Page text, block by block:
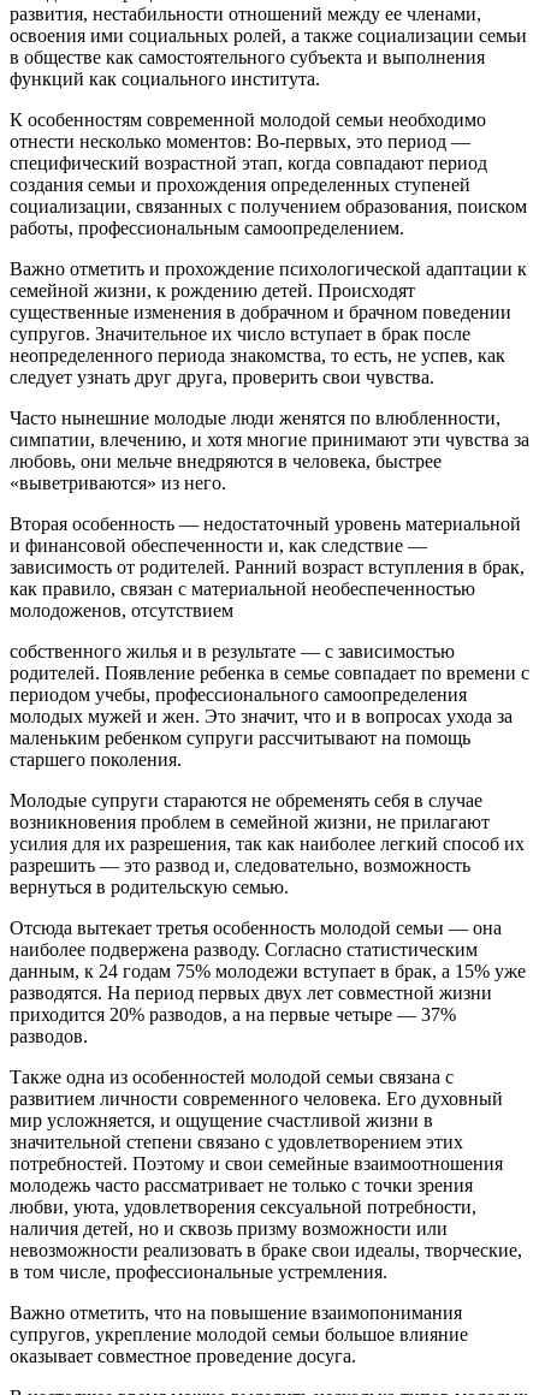
развития, нестабильности отношений между ее членами,
освоения ими социальных ролей, а также социализации семьи
в обществе как самостоятельного субъекта и выполнения
функций как социального института.
К особенностям современной молодой семьи необходимо
отнести несколько моментов: Во-первых, это период —
специфический возрастной этап, когда совпадают период
создания семьи и прохождения определенных ступеней
социализации, связанных с получением образования, поиском
работы, профессиональным самоопределением.
Важно отметить и прохождение психологической адаптации к
семейной жизни, к рождению детей. Происходят
существенные изменения в добрачном и брачном поведении
супругов. Значительное их число вступает в брак после
неопределенного периода знакомства, то есть, не успев, как
следует узнать друг друга, проверить свои чувства.
Часто нынешние молодые люди женятся по влюбленности,
симпатии, влечению, и хотя многие принимают эти чувства за
любовь, они мельче внедряются в человека, быстрее
«выветриваются» из него.
Вторая особенность — недостаточный уровень материальной
и финансовой обеспеченности и, как следствие —
зависимость от родителей. Ранний возраст вступления в брак,
как правило, связан с материальной необеспеченностью
молодоженов, отсутствием
собственного жилья и в результате — с зависимостью
родителей. Появление ребенка в семье совпадает по времени с
периодом учебы, профессионального самоопределения
молодых мужей и жен. Это значит, что и в вопросах ухода за
маленьким ребенком супруги рассчитывают на помощь
старшего поколения.
Молодые супруги стараются не обременять себя в случае
возникновения проблем в семейной жизни, не прилагают
усилия для их разрешения, так как наиболее легкий способ их
разрешить — это развод и, следовательно, возможность
вернуться в родительскую семью.
Отсюда вытекает третья особенность молодой семьи — она
наиболее подвержена разводу. Согласно статистическим
данным, к 24 годам 75% молодежи вступает в брак, а 15% уже
разводятся. На период первых двух лет совместной жизни
приходится 20% разводов, а на первые четыре — 37%
разводов.
Также одна из особенностей молодой семьи связана с
развитием личности современного человека. Его духовный
мир усложняется, и ощущение счастливой жизни в
значительной степени связано с удовлетворением этих
потребностей. Поэтому и свои семейные взаимоотношения
молодежь часто рассматривает не только с точки зрения
любви, уюта, удовлетворения сексуальной потребности,
наличия детей, но и сквозь призму возможности или
невозможности реализовать в браке свои идеалы, творческие,
в том числе, профессиональные устремления.
Важно отметить, что на повышение взаимопонимания
супругов, укрепление молодой семьи большое влияние
оказывает совместное проведение досуга.